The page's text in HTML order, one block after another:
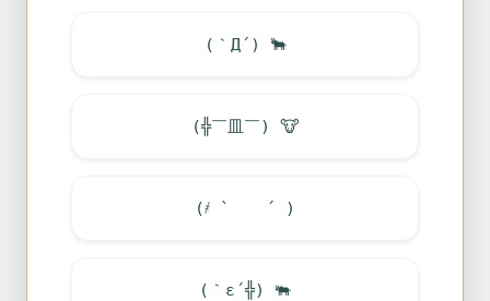
(｀Д´) 🐂
(╬￣皿￣) 🐮
(҂ ` ゝ ´ )
(｀ε´╬) 🐃